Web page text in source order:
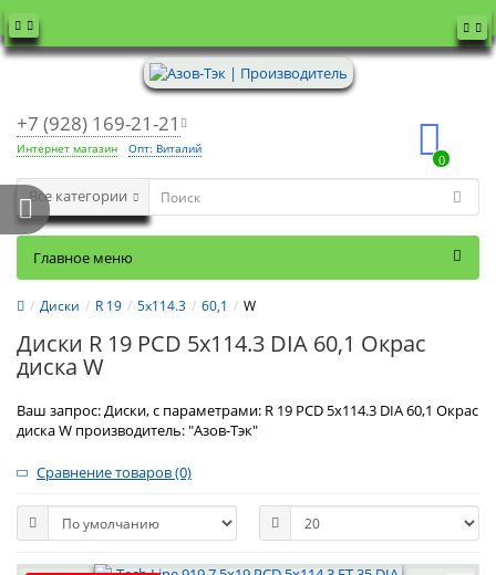
+7 (928) 169-21-21
Интернет магазин Опт: Виталий
0
Все категории
Главное меню
Диски R 19 5x114.3 60,1 W
Диски R 19 PCD 5x114.3 DIA 60,1 Окрас
диска W
Ваш запрос: Диски, с параметрами: R 19 PCD 5x114.3 DIA 60,1 Окрас
диска W производитель: "Азов-Тэк"
Сравнение товаров (0)